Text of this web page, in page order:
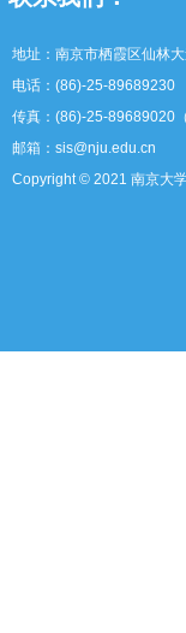
地址：南京市栖霞区仙林
电话：(86)-25-89689230
传真：(86)-25-89689020（
邮箱：sis@nju.edu.cn
Copyright © 2021 南京大